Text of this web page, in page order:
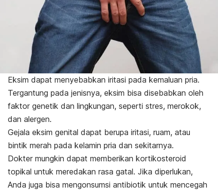
Eksim dapat menyebabkan iritasi pada kemaluan pria.
Tergantung pada jenisnya, eksim bisa disebabkan oleh
faktor genetik dan lingkungan, seperti stres, merokok,
dan alergen.
Gejala eksim genital dapat berupa iritasi, ruam, atau
bintik merah pada kelamin pria dan sekitarnya.
Dokter mungkin dapat memberikan kortikosteroid
topikal untuk meredakan rasa gatal. Jika diperlukan,
Anda juga bisa mengonsumsi antibiotik untuk mencegah